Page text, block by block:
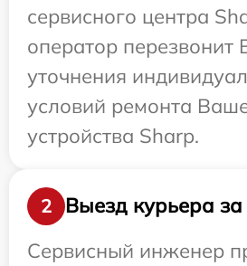
сервисного центра
оператор перезвонит
уточнения
условий ремонта
устройства Sharp.
2
Выезд курьера
Сервисный инженер